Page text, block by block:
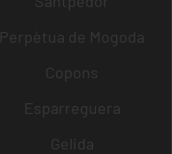
Perpètua de Mogoda
Copons
Esparreguera
Gelida